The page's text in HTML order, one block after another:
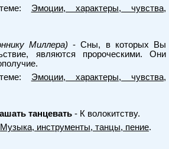
Эмоции, характеры, чувства,
Миллера) - Сны, в которых Вы
являются пророческими. Они
Эмоции, характеры, чувства,
танцевать - К волокитству.
Музыка, инструменты, танцы, пение.